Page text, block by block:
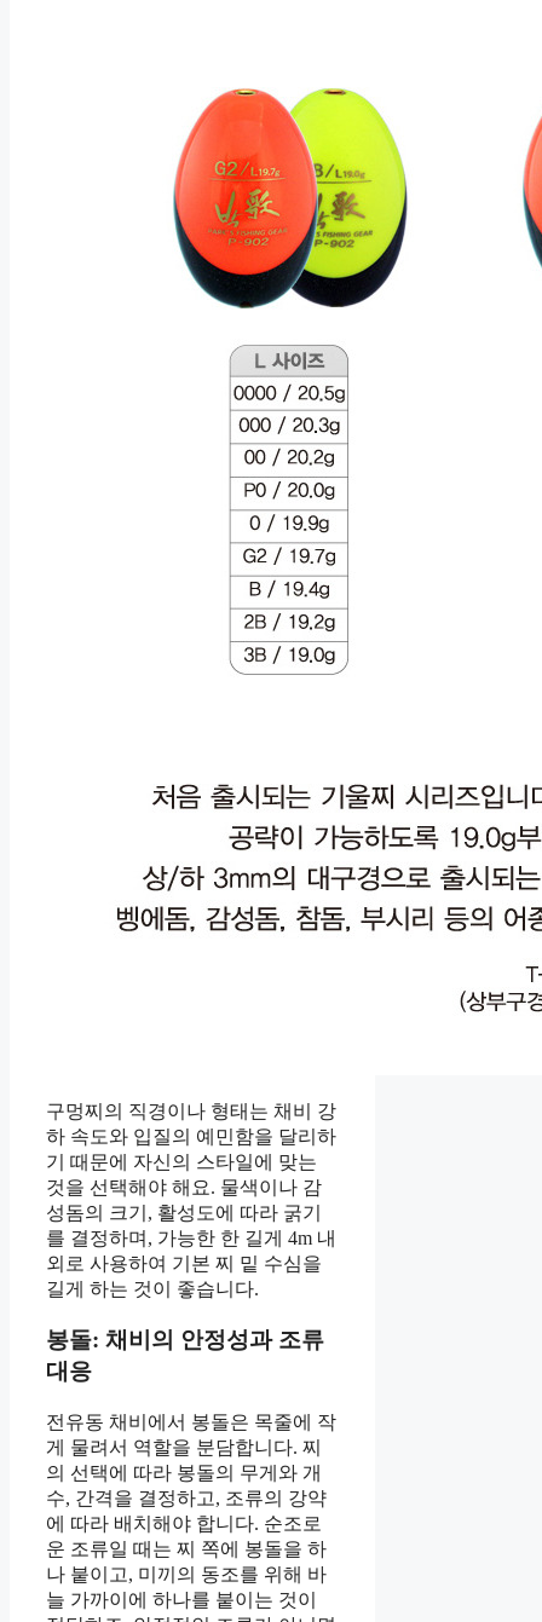
구멍찌의 직경이나 형태는 채비 강
하 속도와 입질의 예민함을 달리하
기 때문에 자신의 스타일에 맞는
것을 선택해야 해요. 물색이나 감
성돔의 크기, 활성도에 따라 굵기
를 결정하며, 가능한 한 길게 4m 내
외로 사용하여 기본 찌 밑 수심을
길게 하는 것이 좋습니다.
봉돌: 채비의 안정성과 조류
대응
전유동 채비에서 봉돌은 목줄에 작
게 물려서 역할을 분담합니다. 찌
의 선택에 따라 봉돌의 무게와 개
수, 간격을 결정하고, 조류의 강약
에 따라 배치해야 합니다. 순조로
운 조류일 때는 찌 쪽에 봉돌을 하
나 붙이고, 미끼의 동조를 위해 바
늘 가까이에 하나를 붙이는 것이